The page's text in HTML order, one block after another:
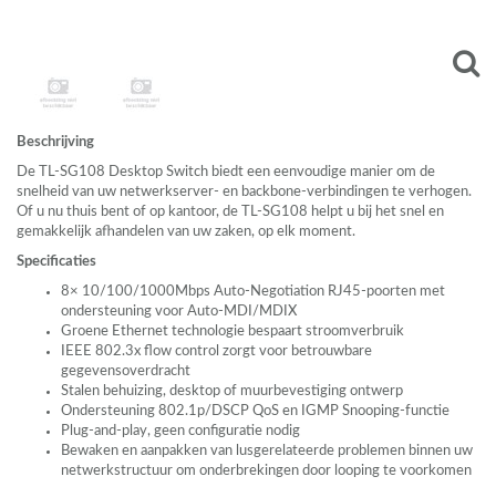
Beschrijving
De TL-SG108 Desktop Switch biedt een eenvoudige manier om de
snelheid van uw netwerkserver- en backbone-verbindingen te verhogen.
Of u nu thuis bent of op kantoor, de TL-SG108 helpt u bij het snel en
gemakkelijk afhandelen van uw zaken, op elk moment.
Specificaties
8× 10/100/1000Mbps Auto-Negotiation RJ45-poorten met
ondersteuning voor Auto- MDI /MDIX
Groene Ethernet technologie bespaart stroomverbruik
IEEE 802.3x flow control zorgt voor betrouwbare
gegevensoverdracht
Stalen behuizing, desktop of muurbevestiging ontwerp
Ondersteuning 802.1p/DSCP QoS en IGMP Snooping-functie
Plug-and-play, geen configuratie nodig
Bewaken en aanpakken van lusgerelateerde problemen binnen uw
netwerkstructuur om onderbrekingen door looping te voorkomen